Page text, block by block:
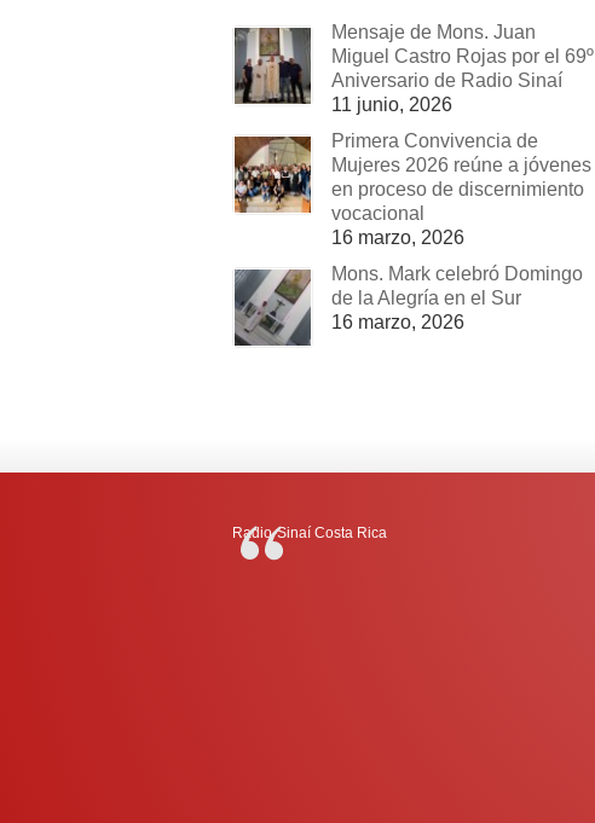
Mensaje de Mons. Juan
Miguel Castro Rojas por el 69º
Aniversario de Radio Sinaí
11 junio, 2026
Primera Convivencia de
Mujeres 2026 reúne a jóvenes
en proceso de discernimiento
vocacional
16 marzo, 2026
Mons. Mark celebró Domingo
de la Alegría en el Sur
16 marzo, 2026
Radio-Sinaí Costa Rica